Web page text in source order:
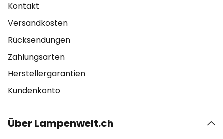
Kontakt
Versandkosten
Rücksendungen
Zahlungsarten
Herstellergarantien
Kundenkonto
Über Lampenwelt.ch